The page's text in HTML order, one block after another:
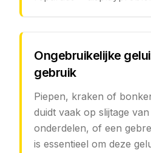
Ongebruikelijke
gebruik
Piepen, kraken of
duidt vaak op slijtage
onderdelen, of een
is essentieel om deze